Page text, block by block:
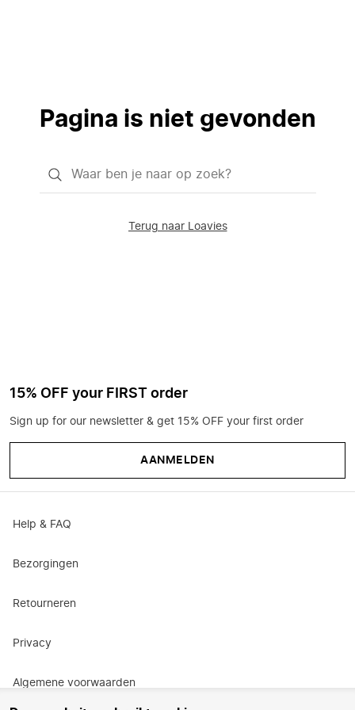
Pagina is niet gevonden
Waar
Terug naar Loavies
15% OFF your FIRST order
Sign up for our newsletter & get 15% OFF your first order
AANMELDEN
Help & FAQ
Bezorgingen
Retourneren
Privacy
Algemene voorwaarden